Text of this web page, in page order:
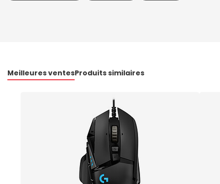
Meilleures ventesProduits similaires